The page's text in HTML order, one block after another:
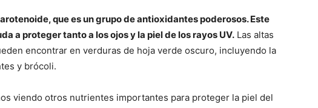
que es un grupo de antioxidantes poderosos. Este
a proteger tanto a los ojos y la piel de los rayos UV. Las altas
encontrar en verduras de hoja verde oscuro, incluyendo la
y brócoli.
viendo otros nutrientes importantes para proteger la piel del